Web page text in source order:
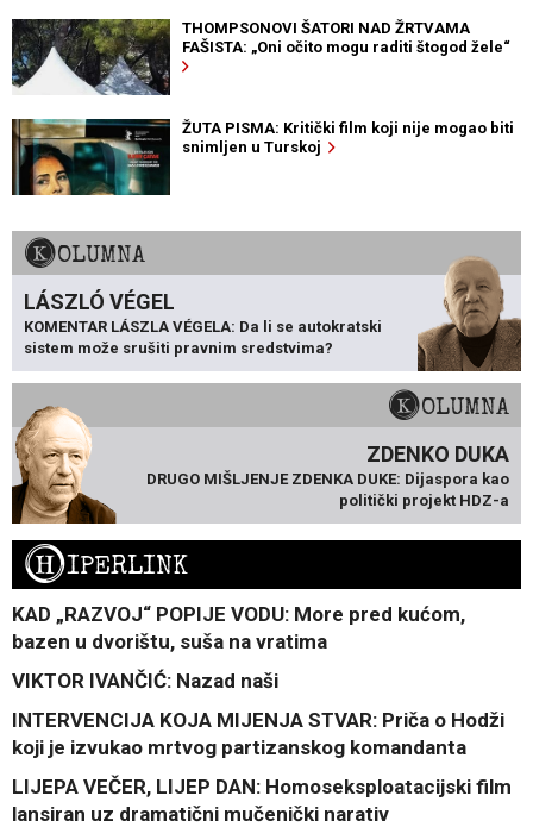
THOMPSONOVI ŠATORI NAD ŽRTVAMA
FAŠISTA: „Oni očito mogu raditi štogod žele“
ŽUTA PISMA: Kritički film koji nije mogao biti
snimljen u Turskoj
KOLUMNA
LÁSZLÓ VÉGEL
KOMENTAR LÁSZLA VÉGELA: Da li se autokratski
sistem može srušiti pravnim sredstvima?
KOLUMNA
ZDENKO DUKA
DRUGO MIŠLJENJE ZDENKA DUKE: Dijaspora kao
politički projekt HDZ-a
HIPERLINK
KAD „RAZVOJ“ POPIJE VODU: More pred kućom,
bazen u dvorištu, suša na vratima
VIKTOR IVANČIĆ: Nazad naši
INTERVENCIJA KOJA MIJENJA STVAR: Priča o Hodži
koji je izvukao mrtvog partizanskog komandanta
LIJEPA VEČER, LIJEP DAN: Homoseksploatacijski film
lansiran uz dramatični mučenički narativ